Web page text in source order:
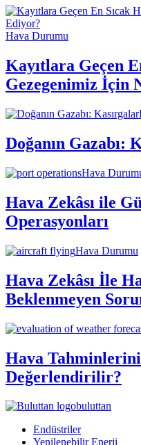
Hava Durumu
Kayıtlara Geçen
Gezegenimiz İçin
Doğanın Gazabı:
Hava
Hava Zekâsı ile
Operasyonları
Hava Durumu
Hava Zekâsı İle
Beklenmeyen
Hava
Değerlendirilir?
buluttan
Endüstriler
Yenilenebilir Enerji